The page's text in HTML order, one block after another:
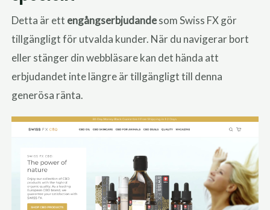
Detta är ett engångserbjudandesom Swiss FX gör
tillgängligt för utvalda kunder. När du navigerar bort
eller stänger din webbläsare kan det hända att
erbjudandet inte längre är tillgängligt till denna
generösa ränta.